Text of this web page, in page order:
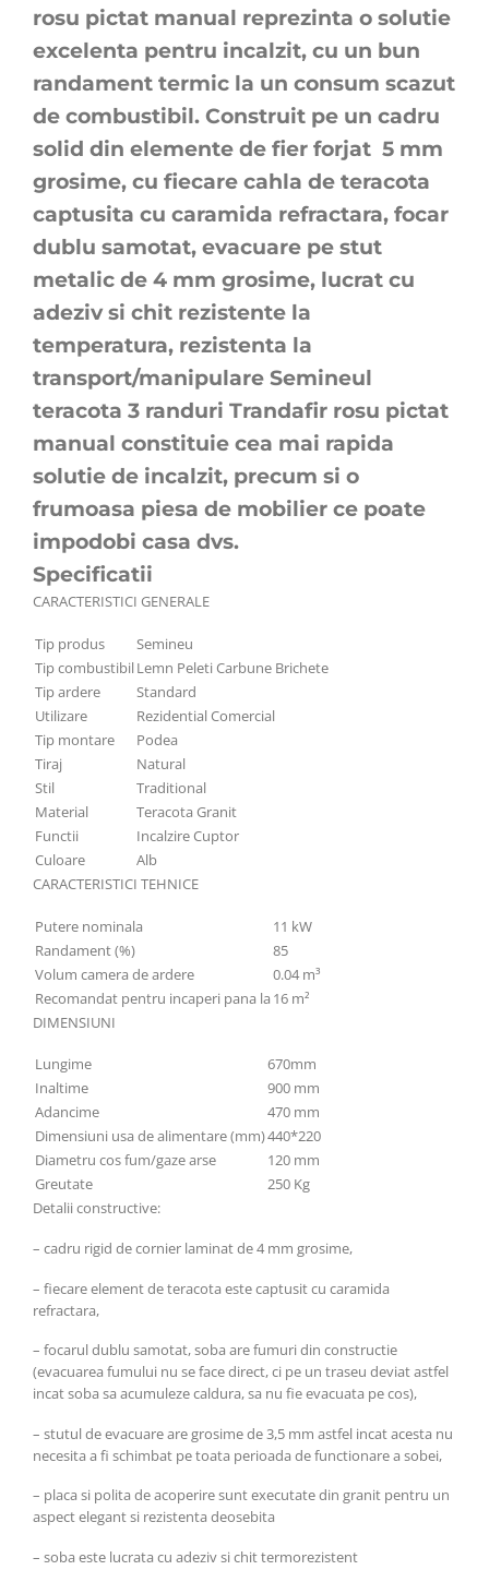
rosu pictat manual reprezinta o solutie
excelenta pentru incalzit, cu un bun
randament termic la un consum scazut
de combustibil. Construit pe un cadru
solid din elemente de fier forjat 5 mm
grosime, cu fiecare cahla de teracota
captusita cu caramida refractara, focar
dublu samotat, evacuare pe stut
metalic de 4 mm grosime, lucrat cu
adeziv si chit rezistente la
temperatura, rezistenta la
transport/manipulare Semineul
teracota 3 randuri Trandafir rosu pictat
manual constituie cea mai rapida
solutie de incalzit, precum si o
frumoasa piesa de mobilier ce poate
impodobi casa dvs.
Specificatii
CARACTERISTICI GENERALE
Tip produs
Semineu
Tip combustibilLemn Peleti Carbune Brichete
Tip ardere
Standard
Utilizare
Rezidential Comercial
Tip montare
Podea
Tiraj
Natural
Stil
Traditional
Material
Teracota Granit
Functii
Incalzire Cuptor
Culoare
Alb
CARACTERISTICI TEHNICE
Putere nominala
11 kW
Randament (%)
85
Volum camera de ardere
0.04 m³
Recomandat pentru incaperi pana la 16 m²
DIMENSIUNI
Lungime
670mm
Inaltime
900 mm
Adancime
470 mm
Dimensiuni usa de alimentare (mm)440*220
Diametru cos fum/gaze arse
120 mm
Greutate
250 Kg
Detalii constructive:
– cadru rigid de cornier laminat de 4 mm grosime,
– fiecare element de teracota este captusit cu caramida
refractara,
– focarul dublu samotat, soba are fumuri din constructie
(evacuarea fumului nu se face direct, ci pe un traseu deviat astfel
incat soba sa acumuleze caldura, sa nu fie evacuata pe cos),
– stutul de evacuare are grosime de 3,5 mm astfel incat acesta nu
necesita a fi schimbat pe toata perioada de functionare a sobei,
– placa si polita de acoperire sunt executate din granit pentru un
aspect elegant si rezistenta deosebita
– soba este lucrata cu adeziv si chit termorezistent